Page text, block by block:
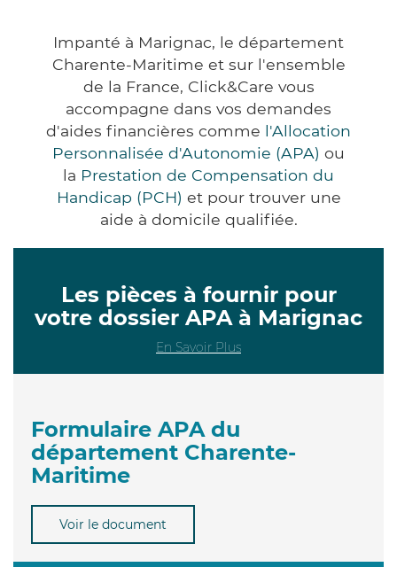
Impanté à Marignac, le département
Charente-Maritime et sur l'ensemble
de la France, Click&Care vous
accompagne dans vos demandes
d'aides financières comme l'Allocation
Personnalisée d'Autonomie (APA) ou
la Prestation de Compensation du
Handicap (PCH) et pour trouver une
aide à domicile qualifiée.
Les pièces à fournir pour
votre dossier APA à Marignac
En Savoir Plus
Formulaire APA du
département Charente-
Maritime
Voir le document